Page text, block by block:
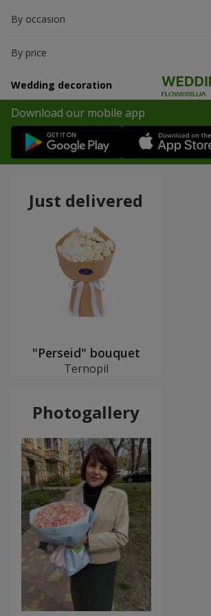
By occasion
By price
Wedding decoration
Download our mobile app
Just delivered
"Perseid" bouquet
Ternopil
Photogallery